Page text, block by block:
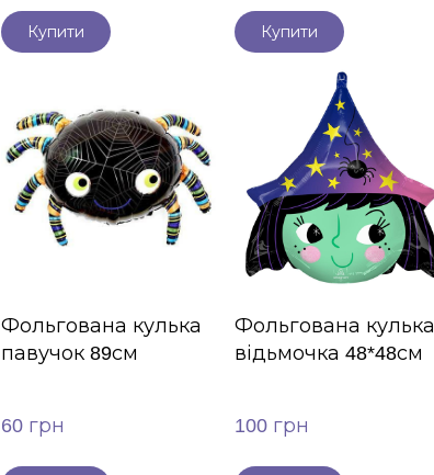
Купити Купити
Фольгована кулька
павучок 89см
60 грн
Фольгована кулька
відьмочка 48*48см
100 грн